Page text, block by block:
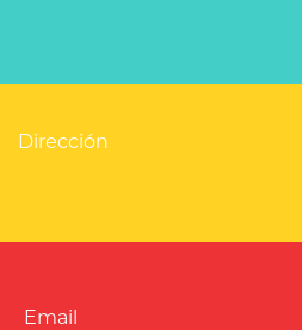
Dirección
Email